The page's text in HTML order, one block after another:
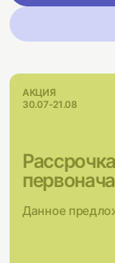
АКЦИЯ
30.07-21.08
Данное